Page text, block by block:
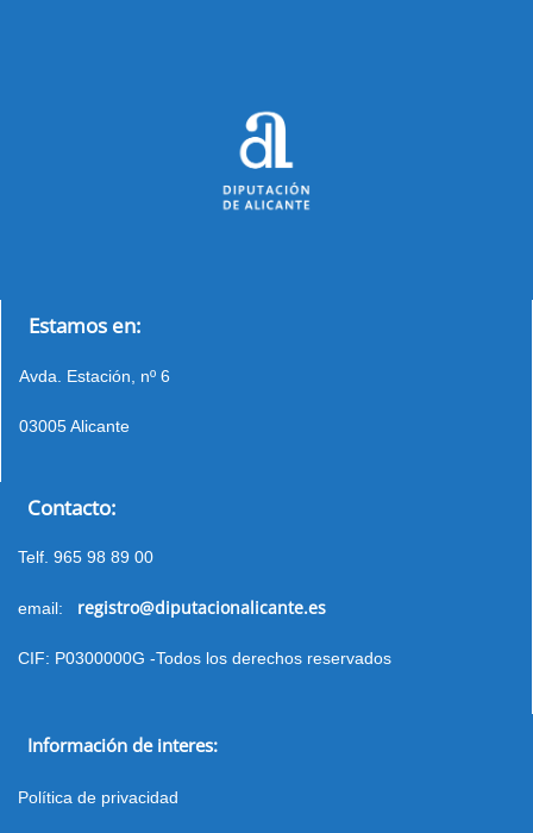
Estamos en:
Avda. Estación, nº 6
03005 Alicante
Contacto:
Telf. 965 98 89 00
email: registro@diputacionalicante.es
CIF: P0300000G -Todos los derechos reservados
Información de interes:
Política de privacidad